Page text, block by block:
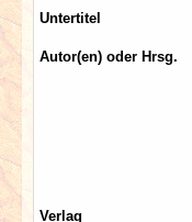
Untertitel
Autor(en) oder Hrsg.
Verlag